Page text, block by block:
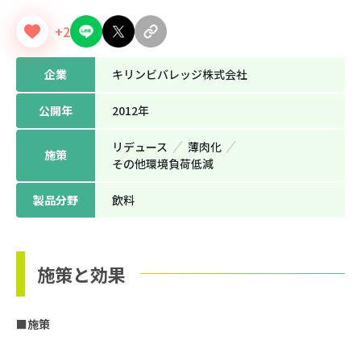
+2
企業 キリンビバレッジ株式会社
公開年 2012年
施策 リデュース
薄⾁化
その他環境負荷低減
製品分野 飲料
施策と効果
■施策